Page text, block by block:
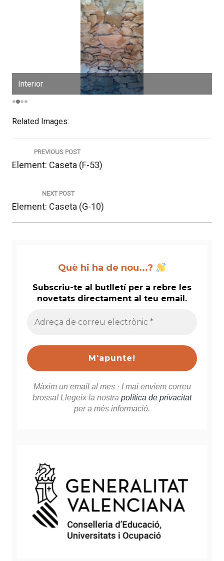
Interior
Related Images:
Navegació
d'entrades
PREVIOUS POST
Previous
Element: Caseta (F-53)
NEXT POST
Next
post:
Element: Caseta (G-10)
Què hi ha de nou...?
Subscriu-te al butlletí per a rebre les
novetats directament al teu email.
*
Màxim un email al mes · I mai enviem correu
brossa! Llegeix la nostra política de privacitat
per a més informació.